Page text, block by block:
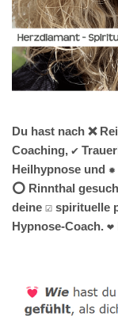
Du hast nach ❌
Coaching, ✔️
Heilhypnose und
⭕ Rinnthal
deine ☑️ spirituelle
Hypnose-Coach.